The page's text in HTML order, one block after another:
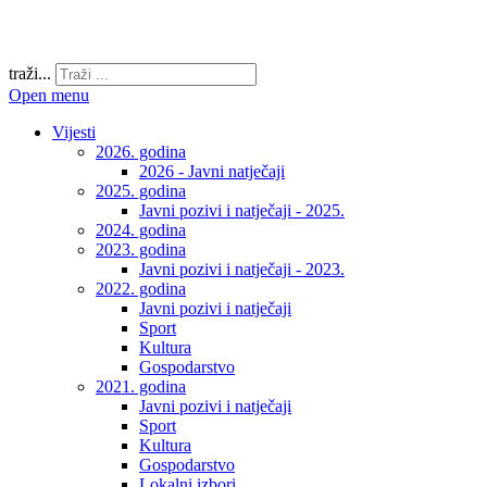
traži...
Open menu
Vijesti
2026. godina
2026 - Javni natječaji
2025. godina
Javni pozivi i natječaji - 2025.
2024. godina
2023. godina
Javni pozivi i natječaji - 2023.
2022. godina
Javni pozivi i natječaji
Sport
Kultura
Gospodarstvo
2021. godina
Javni pozivi i natječaji
Sport
Kultura
Gospodarstvo